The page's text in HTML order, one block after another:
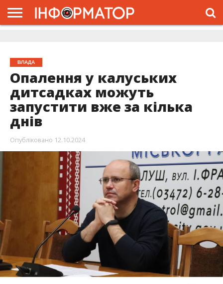
ВЛАДА
Опалення у калуських
дитсадках можуть
запустити вже за кілька
днів
Опубліковано 12.10.2024